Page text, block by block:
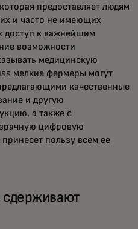
предоставляет людям
и часто не имеющих
доступ к важнейшим
возможности
медицинскую
мелкие фермеры могут
качественные
и другую
а также с
цифровую
пользу всем ее